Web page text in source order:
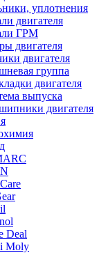
уплотнения
двигателя
ГРМ
двигателя
двигателя
группа
двигателя
выпуска
двигателя
Deal
Moly